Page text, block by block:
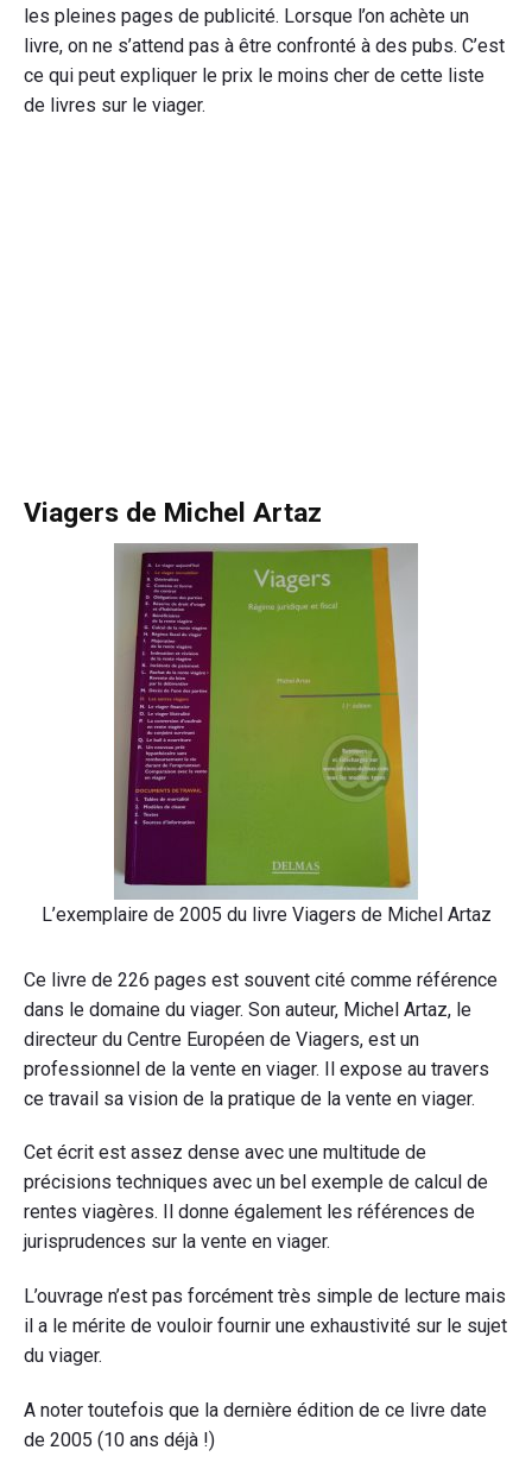
les pleines pages de publicité. Lorsque l’on achète un
livre, on ne s’attend pas à être confronté à des pubs. C’est
ce qui peut expliquer le prix le moins cher de cette liste
de livres sur le viager.
Viagers de Michel Artaz
L’exemplaire de 2005 du livre Viagers de Michel Artaz
Ce livre de 226 pages est souvent cité comme référence
dans le domaine du viager. Son auteur, Michel Artaz, le
directeur du Centre Européen de Viagers, est un
professionnel de la vente en viager. Il expose au travers
ce travail sa vision de la pratique de la vente en viager.
Cet écrit est assez dense avec une multitude de
précisions techniques avec un bel exemple de calcul de
rentes viagères. Il donne également les références de
jurisprudences sur la vente en viager.
L’ouvrage n’est pas forcément très simple de lecture mais
il a le mérite de vouloir fournir une exhaustivité sur le sujet
du viager.
A noter toutefois que la dernière édition de ce livre date
de 2005 (10 ans déjà !)